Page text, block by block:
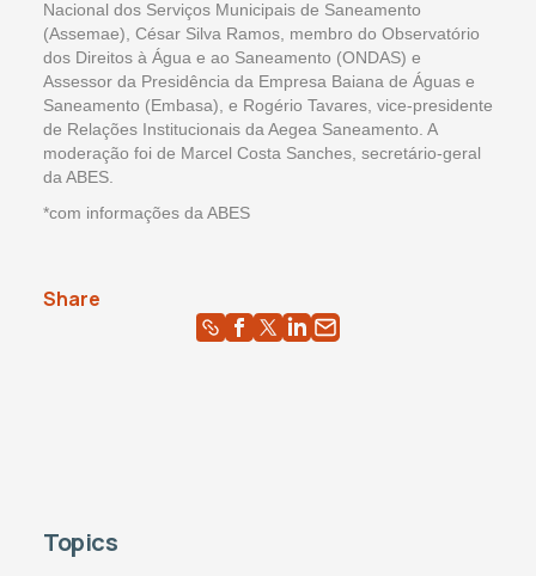
Nacional dos Serviços Municipais de Saneamento
(Assemae), César Silva Ramos, membro do Observatório
dos Direitos à Água e ao Saneamento (ONDAS) e
Assessor da Presidência da Empresa Baiana de Águas e
Saneamento (Embasa), e Rogério Tavares, vice-presidente
de Relações Institucionais da Aegea Saneamento. A
moderação foi de Marcel Costa Sanches, secretário-geral
da ABES.
*com informações da ABES
Share
Topics